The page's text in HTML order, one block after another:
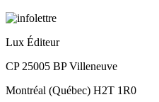
Lux Éditeur
CP 25005 BP Villeneuve
Montréal (Québec) H2T 1R0